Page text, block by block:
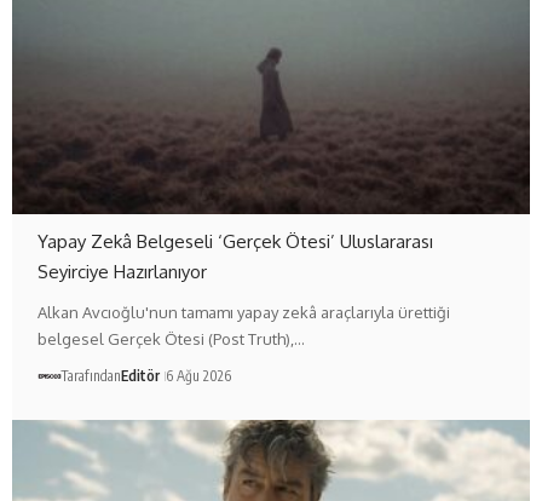
Yapay Zekâ Belgeseli ‘Gerçek Ötesi’ Uluslararası
Seyirciye Hazırlanıyor
Alkan Avcıoğlu'nun tamamı yapay zekâ araçlarıyla ürettiği
belgesel Gerçek Ötesi (Post Truth),…
TarafındanEditör 6 Ağu 2026